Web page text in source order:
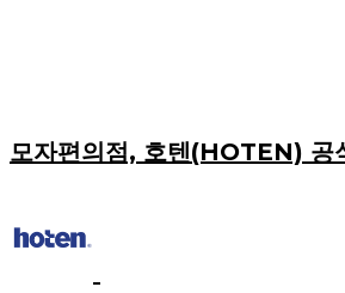
모자편의점, 호텐(HOTEN) 공